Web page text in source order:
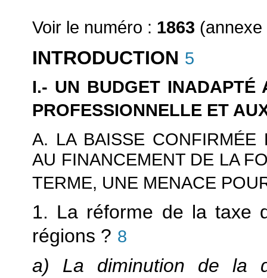
Voir le numéro : 1863 (annexe
INTRODUCTION 5
I.- UN BUDGET INADAPTÉ
PROFESSIONNELLE ET
A. LA BAISSE CONFIRMÉE
AU FINANCEMENT DE LA
TERME, UNE MENACE
1. La réforme de la taxe
régions ? 8
a) La diminution de la